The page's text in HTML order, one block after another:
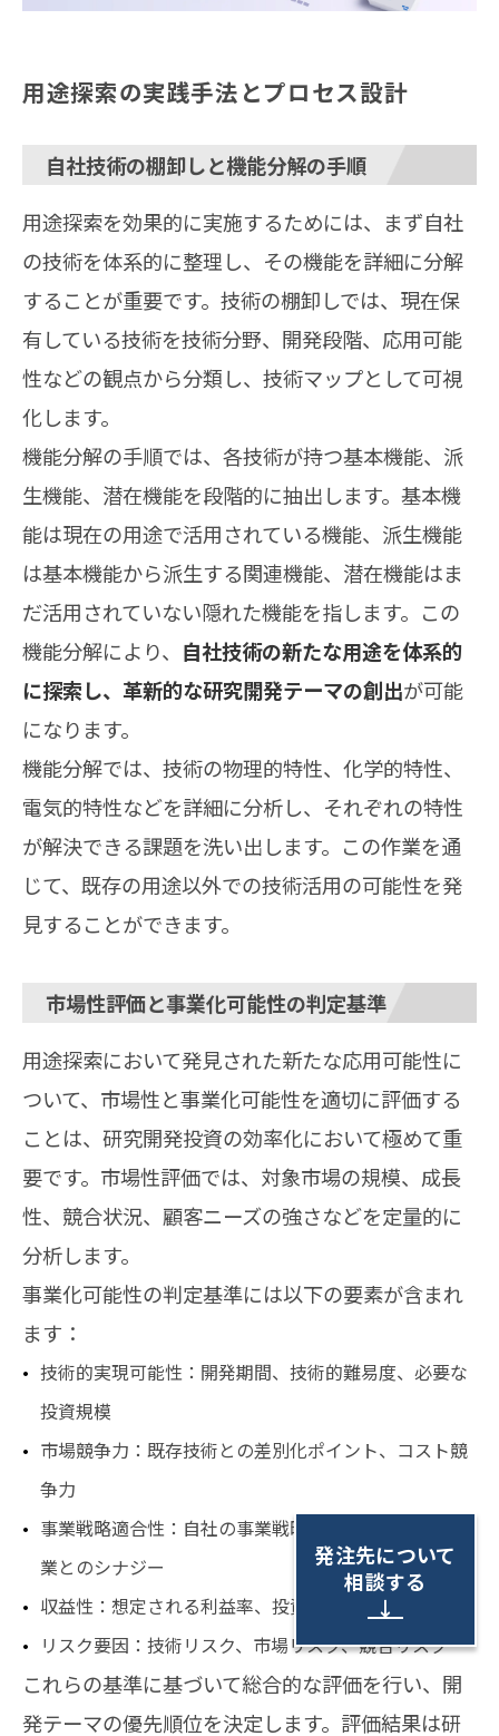
用途探索の実践手法とプロセス設計
自社技術の棚卸しと機能分解の手順
用途探索を効果的に実施するためには、まず自社
の技術を体系的に整理し、その機能を詳細に分解
することが重要です。技術の棚卸しでは、現在保
有している技術を技術分野、開発段階、応用可能
性などの観点から分類し、技術マップとして可視
化します。
機能分解の手順では、各技術が持つ基本機能、派
生機能、潜在機能を段階的に抽出します。基本機
能は現在の用途で活用されている機能、派生機能
は基本機能から派生する関連機能、潜在機能はま
だ活用されていない隠れた機能を指します。この
機能分解により、 自社技術の新たな用途を体系的
に探索し、革新的な研究開発テーマの創出が可能
になります。
機能分解では、技術の物理的特性、化学的特性、
電気的特性などを詳細に分析し、それぞれの特性
が解決できる課題を洗い出します。この作業を通
じて、既存の用途以外での技術活用の可能性を発
見することができます。
市場性評価と事業化可能性の判定基準
用途探索において発見された新たな応用可能性に
ついて、市場性と事業化可能性を適切に評価する
ことは、研究開発投資の効率化において極めて重
要です。市場性評価では、対象市場の規模、成長
性、競合状況、顧客ニーズの強さなどを定量的に
分析します。
事業化可能性の判定基準には以下の要素が含まれ
ます：
技術的実現可能性：開発期間、技術的難易度、必要な
投資規模
市場競争力：既存技術との差別化ポイント、コスト競
争力
事業戦略適合性：自社の事業戦略との整合性、既存事
業とのシナジー
収益性：想定される利益率、投資回収期間
リスク要因：技術リスク、市場リスク、競合リスク
これらの基準に基づいて総合的な評価を行い、開
発テーマの優先順位を決定します。評価結果は研
発注先について
相談する
↓